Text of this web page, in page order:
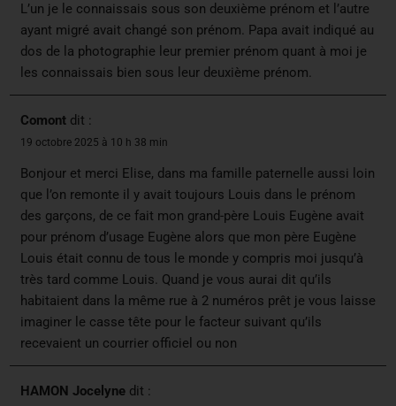
L’un je le connaissais sous son deuxième prénom et l’autre
ayant migré avait changé son prénom. Papa avait indiqué au
dos de la photographie leur premier prénom quant à moi je
les connaissais bien sous leur deuxième prénom.
Comont dit :
19 octobre 2025 à 10 h 38 min
Bonjour et merci Elise, dans ma famille paternelle aussi loin
que l’on remonte il y avait toujours Louis dans le prénom
des garçons, de ce fait mon grand-père Louis Eugène avait
pour prénom d’usage Eugène alors que mon père Eugène
Louis était connu de tous le monde y compris moi jusqu’à
très tard comme Louis. Quand je vous aurai dit qu’ils
habitaient dans la même rue à 2 numéros prêt je vous laisse
imaginer le casse tête pour le facteur suivant qu’ils
recevaient un courrier officiel ou non
HAMON Jocelyne dit :